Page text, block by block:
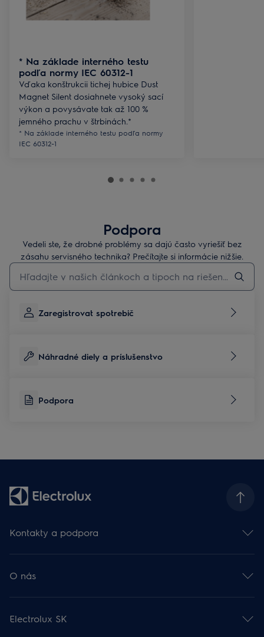
* Na základe interného testu
podľa normy IEC 60312-1
Vďaka konštrukcii tichej hubice Dust
Magnet Silent dosiahnete vysoký sací
výkon a povysávate tak až 100 %
jemného prachu v štrbinách.*
* Na základe interného testu podľa normy
IEC 60312-1
Podpora
Vedeli ste, že drobné problémy sa dajú často vyriešiť bez
zásahu servisného technika? Prečítajte si informácie nižšie.
Pre vyhľadávanie v článkoch technickej podpory začnite písať
Zaregistrovat spotrebič
Náhradné diely a príslušenstvo
Podpora
Kontakty a podpora
Odber newslettra
Facebook 🡕
Instagram 🡕
Podpora
O nás
Finančné informácie 🡕
Udržateľnosť 🡕
Electrolux SK